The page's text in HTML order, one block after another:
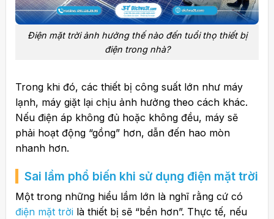
Điện mặt trời ảnh hưởng thế nào đến tuổi thọ thiết bị
điện trong nhà?
Trong khi đó, các thiết bị công suất lớn như máy
lạnh, máy giặt lại chịu ảnh hưởng theo cách khác.
Nếu điện áp không đủ hoặc không đều, máy sẽ
phải hoạt động “gồng” hơn, dẫn đến hao mòn
nhanh hơn.
Sai lầm phổ biến khi sử dụng điện mặt trời
Một trong những hiểu lầm lớn là nghĩ rằng cứ có
điện mặt trờilà thiết bị sẽ “bền hơn”. Thực tế, nếu